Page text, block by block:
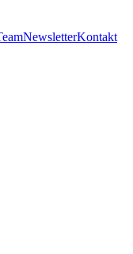
NewsletterKontakt